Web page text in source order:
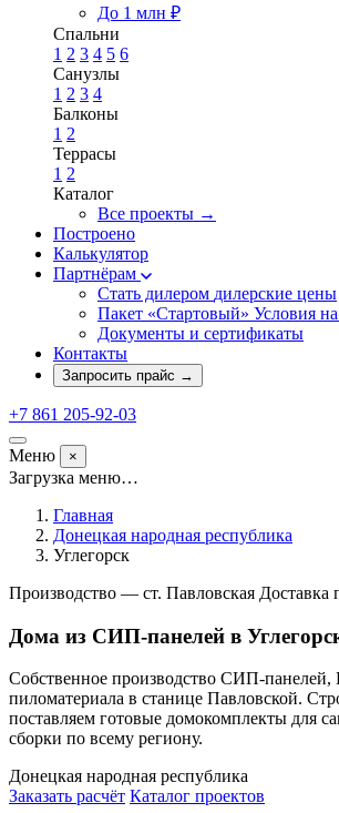
До 1 млн ₽
Спальни
1 2 3 4 5 6
Санузлы
1 2 3 4
Балконы
1 2
Террасы
1 2
Каталог
Все проекты →
Построено
Калькулятор
Партнёрам
Стать дилером дилерские цены
Пакет «Стартовый» Условия
Документы и сертификаты
Контакты
Запросить прайс →
+7 861 205-92-03
Меню ×
Загрузка меню…
Главная
Донецкая народная республика
Углегорск
Производство — ст. Павловская
Дома из СИП-панелей в
Собственное производство СИП-
пиломатериала в станице Павловской.
поставляем готовые домокомплекты для
сборки по всему региону.
Донецкая народная республика
Заказать расчёт Каталог проектов